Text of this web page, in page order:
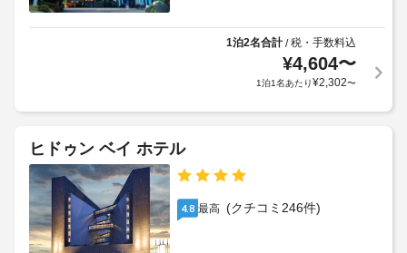
1泊2名合計/税・手数料込
¥4,604〜
1泊1名あたり¥2,302〜
ヒドゥン ベイ ホテル
4.8 最高 (クチコミ246件)